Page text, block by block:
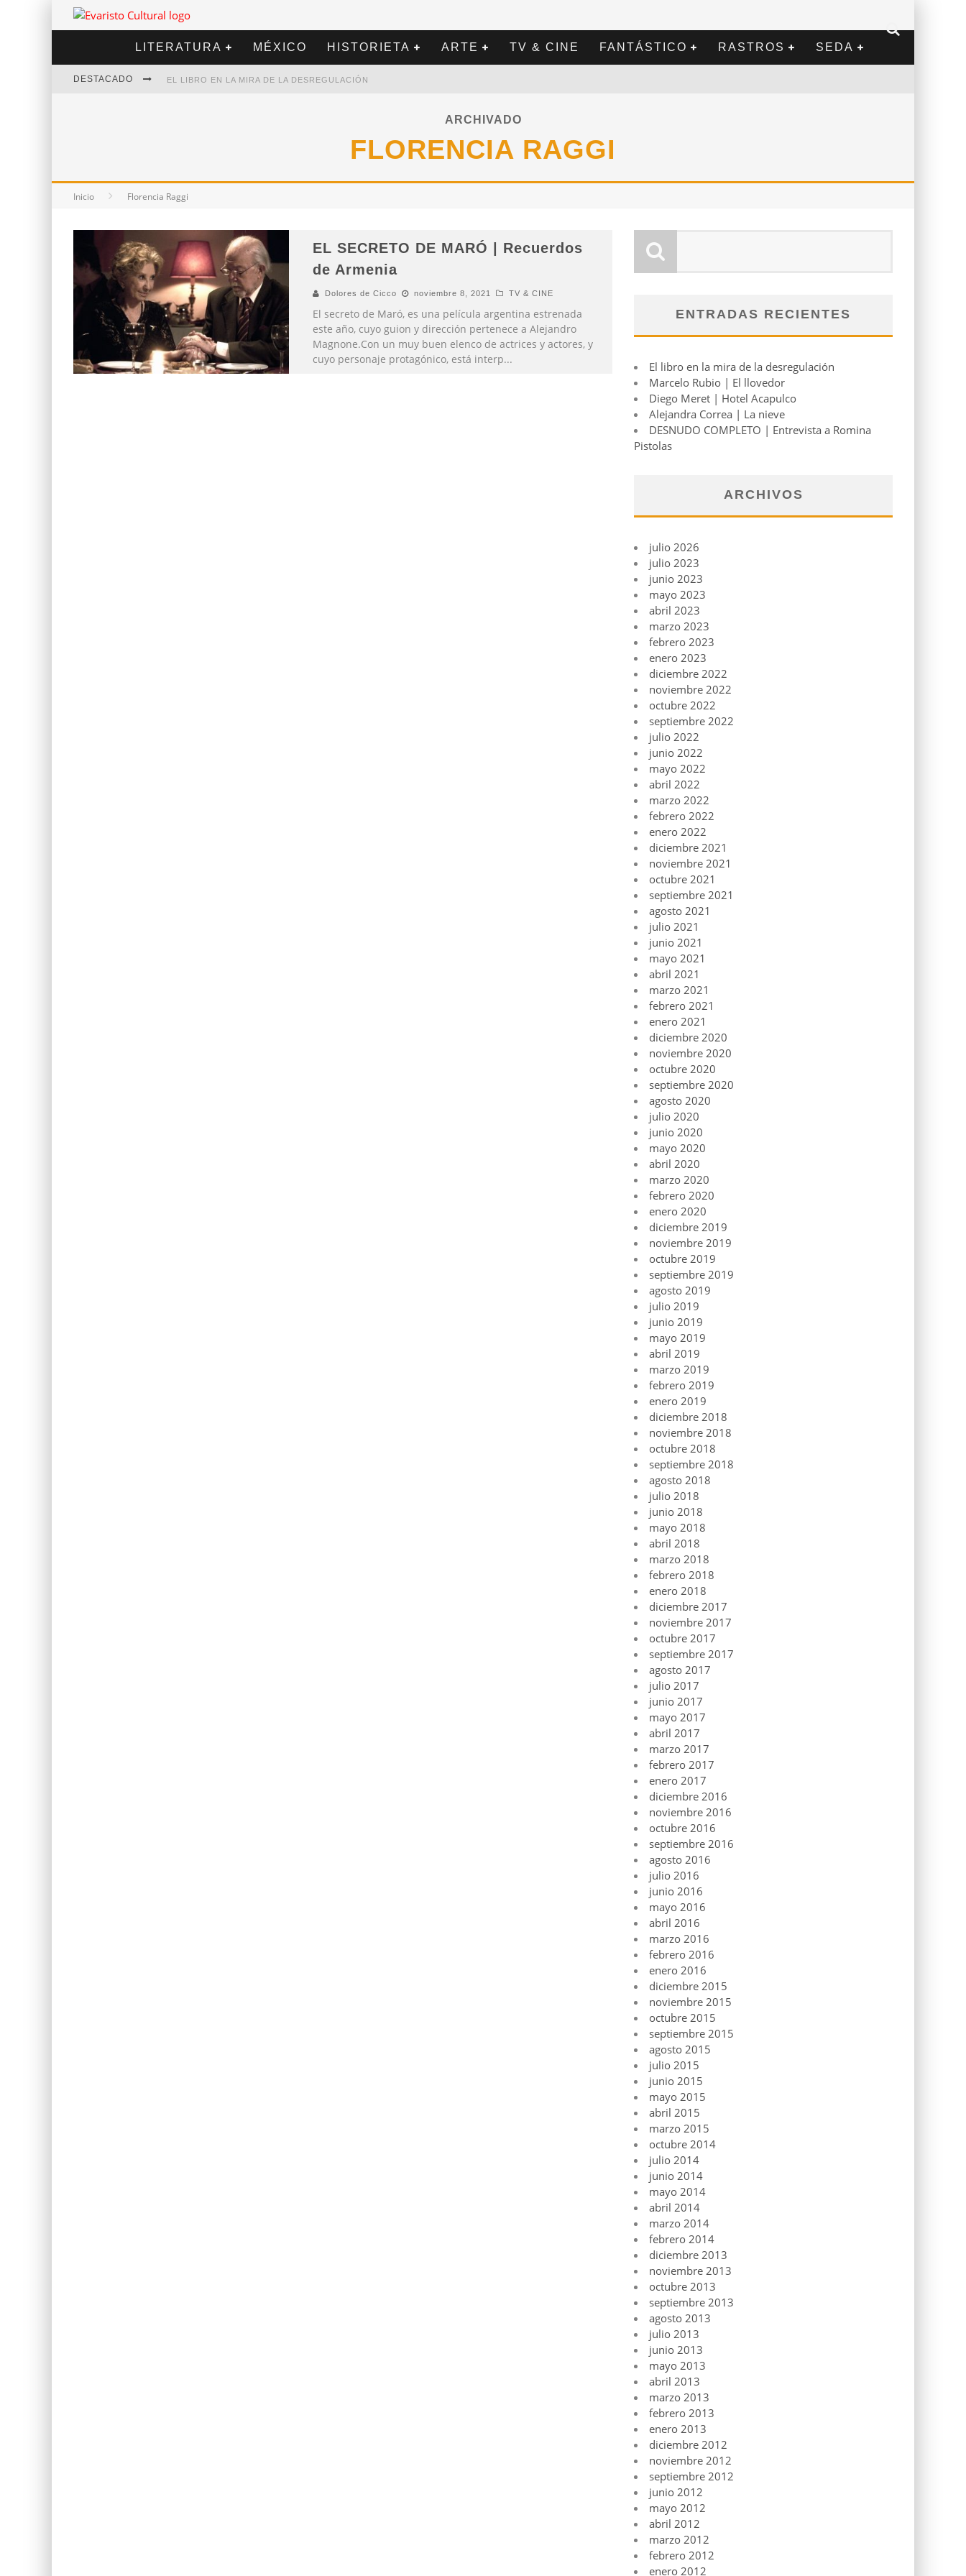
LITERATURA MÉXICO HISTORIETA ARTE TV & CINE FANTÁSTICO RASTROS SEDA
DESTACADO EL LIBRO EN LA MIRA DE LA DESREGULACIÓN
ARCHIVADO
FLORENCIA RAGGI
Inicio Florencia Raggi
EL SECRETO DE MARÓ | Recuerdos
de Armenia
Dolores de Cicco noviembre 8, 2021 TV & CINE
El secreto de Maró, es una película argentina estrenada
este año, cuyo guion y dirección pertenece a Alejandro
Magnone.Con un muy buen elenco de actrices y actores, y
cuyo personaje protagónico, está interp...
ENTRADAS RECIENTES
El libro en la mira de la desregulación
Marcelo Rubio | El llovedor
Diego Meret | Hotel Acapulco
Alejandra Correa | La nieve
DESNUDO COMPLETO | Entrevista a Romina
Pistolas
ARCHIVOS
julio 2026
julio 2023
junio 2023
mayo 2023
abril 2023
marzo 2023
febrero 2023
enero 2023
diciembre 2022
noviembre 2022
octubre 2022
septiembre 2022
julio 2022
junio 2022
mayo 2022
abril 2022
marzo 2022
febrero 2022
enero 2022
diciembre 2021
noviembre 2021
octubre 2021
septiembre 2021
agosto 2021
julio 2021
junio 2021
mayo 2021
abril 2021
marzo 2021
febrero 2021
enero 2021
diciembre 2020
noviembre 2020
octubre 2020
septiembre 2020
agosto 2020
julio 2020
junio 2020
mayo 2020
abril 2020
marzo 2020
febrero 2020
enero 2020
diciembre 2019
noviembre 2019
octubre 2019
septiembre 2019
agosto 2019
julio 2019
junio 2019
mayo 2019
abril 2019
marzo 2019
febrero 2019
enero 2019
diciembre 2018
noviembre 2018
octubre 2018
septiembre 2018
agosto 2018
julio 2018
junio 2018
mayo 2018
abril 2018
marzo 2018
febrero 2018
enero 2018
diciembre 2017
noviembre 2017
octubre 2017
septiembre 2017
agosto 2017
julio 2017
junio 2017
mayo 2017
abril 2017
marzo 2017
febrero 2017
enero 2017
diciembre 2016
noviembre 2016
octubre 2016
septiembre 2016
agosto 2016
julio 2016
junio 2016
mayo 2016
abril 2016
marzo 2016
febrero 2016
enero 2016
diciembre 2015
noviembre 2015
octubre 2015
septiembre 2015
agosto 2015
julio 2015
junio 2015
mayo 2015
abril 2015
marzo 2015
octubre 2014
julio 2014
junio 2014
mayo 2014
abril 2014
marzo 2014
febrero 2014
diciembre 2013
noviembre 2013
octubre 2013
septiembre 2013
agosto 2013
julio 2013
junio 2013
mayo 2013
abril 2013
marzo 2013
febrero 2013
enero 2013
diciembre 2012
noviembre 2012
septiembre 2012
junio 2012
mayo 2012
abril 2012
marzo 2012
febrero 2012
enero 2012